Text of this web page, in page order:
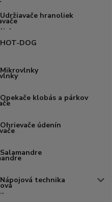
Udržiavače hranoliek
HOT-DOG
Mikrovlnky
Opekače klobás a párkov
Ohrievače údenín
Salamandre
Nápojová technika